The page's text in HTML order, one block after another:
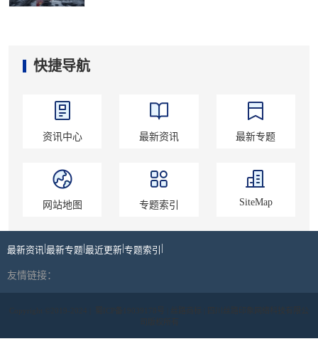
快捷导航
资讯中心 最新资讯 最新专题
网站地图 专题索引 SiteMap
最新资讯 |最新专题|最近更新|专题索引 |
友情链接：